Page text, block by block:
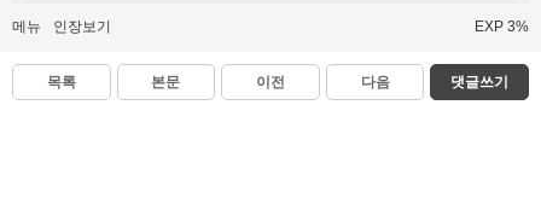
메뉴 인장보기 EXP 3%
목록 본문 이전 다음 댓글쓰기